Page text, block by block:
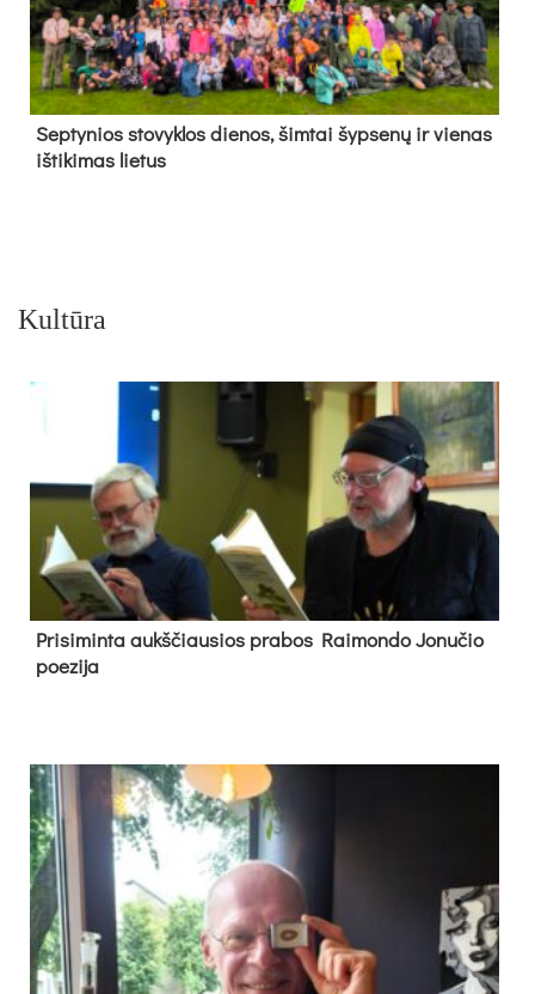
Sep­ty­nios sto­vyk­los die­nos, šim­tai šyp­se­nų ir vie­nas
iš­ti­ki­mas lie­tus
Kultūra
Pri­si­min­ta aukš­čiau­sios pra­bos Rai­mon­do Jo­nu­čio
poe­zi­ja